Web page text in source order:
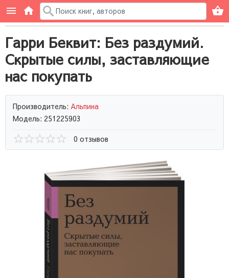
Гарри Беквит: Без раздумий.
Скрытые силы, заставляющие
нас покупать
Производитель: Альпина
Модель: 251225903
0 отзывов